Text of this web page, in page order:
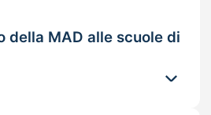
della MAD alle scuole di